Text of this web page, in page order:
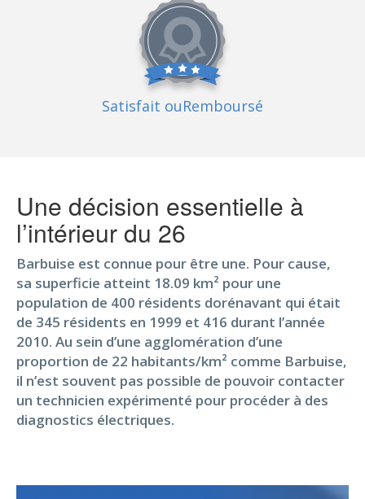
Satisfait ouRemboursé
Une décision essentielle à
l’intérieur du 26
Barbuise est connue pour être une. Pour cause,
sa superficie atteint 18.09 km² pour une
population de 400 résidents dorénavant qui était
de 345 résidents en 1999 et 416 durant l’année
2010. Au sein d’une agglomération d’une
proportion de 22 habitants/km² comme Barbuise,
il n’est souvent pas possible de pouvoir contacter
un technicien expérimenté pour procéder à des
diagnostics électriques.